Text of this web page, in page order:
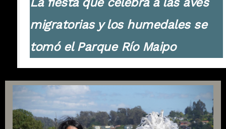
migratorias y los humedales se
tomó el Parque Río Maipo